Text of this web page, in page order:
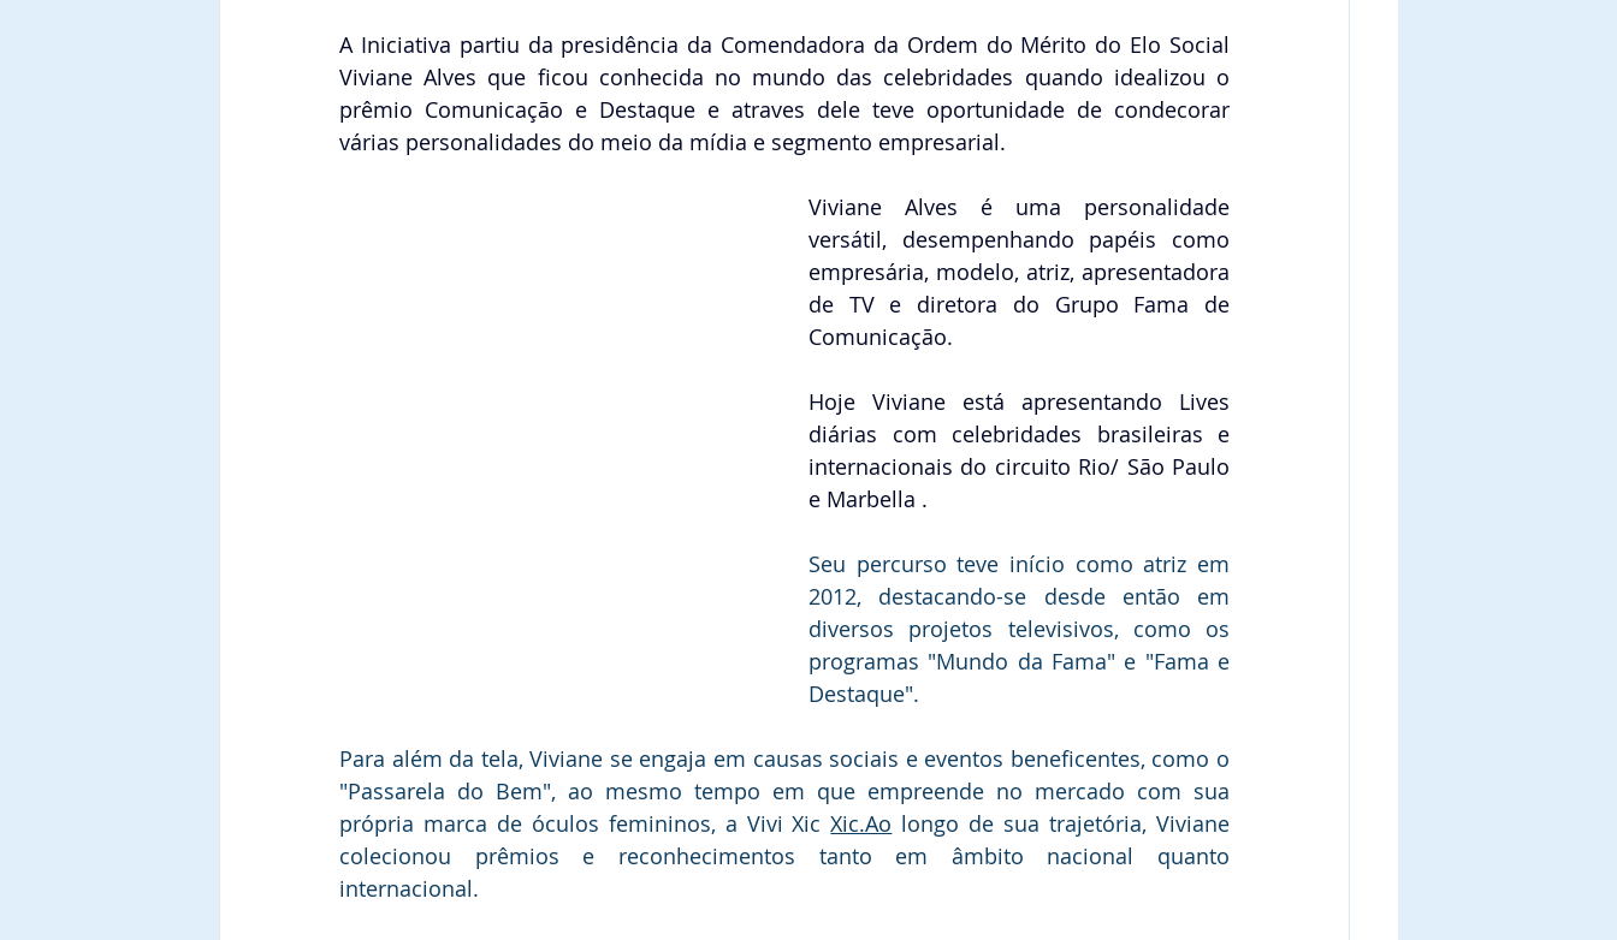
A Iniciativa partiu da presidência da Comendadora da Ordem do Mérito do Elo Social
Viviane Alves que ficou conhecida no mundo das celebridades quando idealizou o
prêmio Comunicação e Destaque e atraves dele teve oportunidade de condecorar
várias personalidades do meio da mídia e segmento empresarial.
Viviane Alves é uma personalidade
versátil, desempenhando papéis como
empresária, modelo, atriz, apresentadora
de TV e diretora do Grupo Fama de
Comunicação.
Hoje Viviane está apresentando Lives
diárias com celebridades brasileiras e
internacionais do circuito Rio/ São Paulo
e Marbella .
Seu percurso teve início como atriz em
2012, destacando-se desde então em
diversos projetos televisivos, como os
programas "Mundo da Fama" e "Fama e
Destaque".
Para além da tela, Viviane se engaja em causas sociais e eventos beneficentes, como o
"Passarela do Bem", ao mesmo tempo em que empreende no mercado com sua
própria marca de óculos femininos, a Vivi Xic Xic.Ao longo de sua trajetória, Viviane
colecionou prêmios e reconhecimentos tanto em âmbito nacional quanto
internacional.